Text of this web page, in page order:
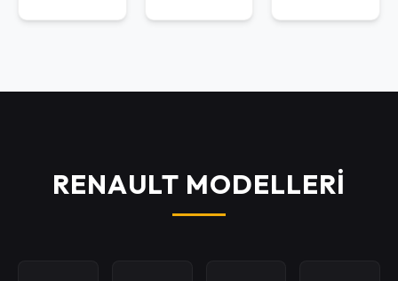
RENAULT MODELLERİ